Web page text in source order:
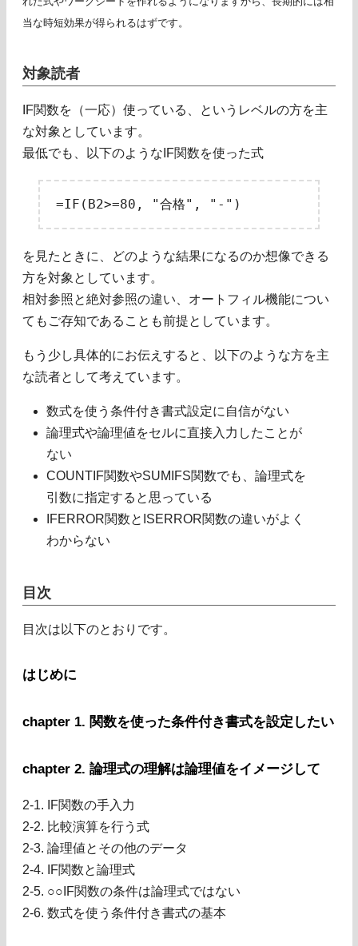
当な時短効果が得られるはずです。
対象読者
IF関数を（一応）使っている、というレベルの方を主
な対象としています。
最低でも、以下のようなIF関数を使った式
を見たときに、どのような結果になるのか想像できる
方を対象としています。
相対参照と絶対参照の違い、オートフィル機能につい
てもご存知であることも前提としています。
もう少し具体的にお伝えすると、以下のような方を主
な読者として考えています。
数式を使う条件付き書式設定に自信がない
論理式や論理値をセルに直接入力したことが
ない
COUNTIF関数やSUMIFS関数でも、論理式を
引数に指定すると思っている
IFERROR関数とISERROR関数の違いがよく
わからない
目次
目次は以下のとおりです。
はじめに
chapter 1. 関数を使った条件付き書式を設定したい
chapter 2. 論理式の理解は論理値をイメージして
2-1. IF関数の手入力
2-2. 比較演算を行う式
2-3. 論理値とその他のデータ
2-4. IF関数と論理式
2-5. ○○IF関数の条件は論理式ではない
2-6. 数式を使う条件付き書式の基本